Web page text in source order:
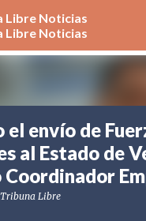
Ir al contenido principal
Libre Noticias
Libre Noticias
envío de
al Estado de
Coordinador
Tribuna Libre